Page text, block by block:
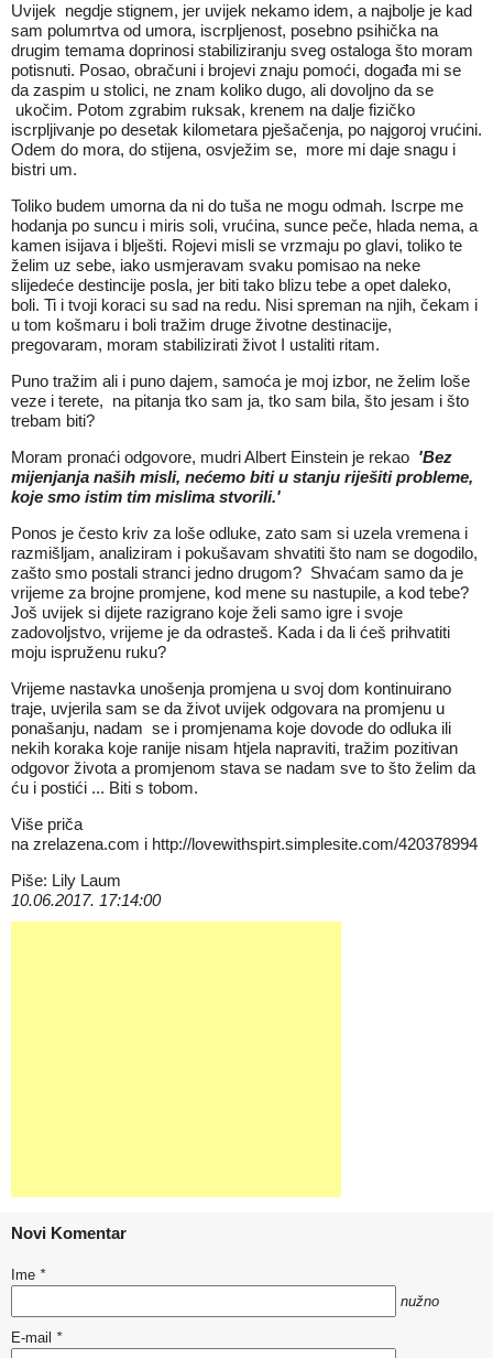
Uvijek negdje stignem, jer uvijek nekamo idem, a najbolje je kad
sam polumrtva od umora, iscrpljenost, posebno psihička na
drugim temama doprinosi stabiliziranju sveg ostaloga što moram
potisnuti. Posao, obračuni i brojevi znaju pomoći, događa mi se
da zaspim u stolici, ne znam koliko dugo, ali dovoljno da se
ukočim. Potom zgrabim ruksak, krenem na dalje fizičko
iscrpljivanje po desetak kilometara pješačenja, po najgoroj vrućini.
Odem do mora, do stijena, osvježim se, more mi daje snagu i
bistri um.
Toliko budem umorna da ni do tuša ne mogu odmah. Iscrpe me
hodanja po suncu i miris soli, vrućina, sunce peče, hlada nema, a
kamen isijava i blješti. Rojevi misli se vrzmaju po glavi, toliko te
želim uz sebe, iako usmjeravam svaku pomisao na neke
slijedeće destincije posla, jer biti tako blizu tebe a opet daleko,
boli. Ti i tvoji koraci su sad na redu. Nisi spreman na njih, čekam i
u tom košmaru i boli tražim druge životne destinacije,
pregovaram, moram stabilizirati život I ustaliti ritam.
Puno tražim ali i puno dajem, samoća je moj izbor, ne želim loše
veze i terete, na pitanja tko sam ja, tko sam bila, što jesam i što
trebam biti?
Moram pronaći odgovore, mudri Albert Einstein je rekao 'Bez
mijenjanja naših misli, nećemo biti u stanju riješiti probleme,
koje smo istim tim mislima stvorili.'
Ponos je često kriv za loše odluke, zato sam si uzela vremena i
razmišljam, analiziram i pokušavam shvatiti što nam se dogodilo,
zašto smo postali stranci jedno drugom? Shvaćam samo da je
vrijeme za brojne promjene, kod mene su nastupile, a kod tebe?
Još uvijek si dijete razigrano koje želi samo igre i svoje
zadovoljstvo, vrijeme je da odrasteš. Kada i da li ćeš prihvatiti
moju ispruženu ruku?
Vrijeme nastavka unošenja promjena u svoj dom kontinuirano
traje, uvjerila sam se da život uvijek odgovara na promjenu u
ponašanju, nadam se i promjenama koje dovode do odluka ili
nekih koraka koje ranije nisam htjela napraviti, tražim pozitivan
odgovor života a promjenom stava se nadam sve to što želim da
ću i postići ... Biti s tobom.
Više priča
na zrelazena.com i http://lovewithspirt.simplesite.com/420378994
Piše: Lily Laum
10.06.2017. 17:14:00
Novi Komentar
Ime *
nužno
E-mail *